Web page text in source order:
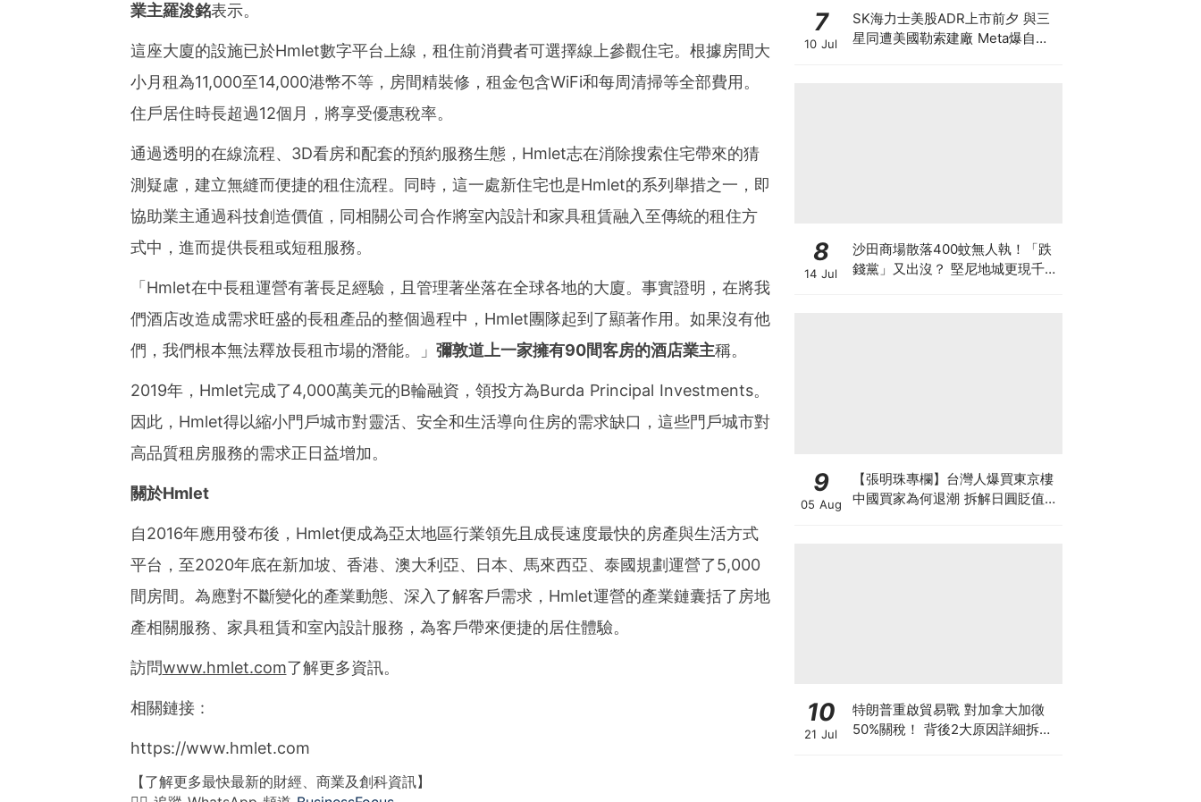
業主羅浚銘表示。
這座大廈的設施已於Hmlet數字平台上線，租住前消費者可選擇線上參觀住宅。根據房間大
小月租為11,000至14,000港幣不等，房間精裝修，租金包含WiFi和每周清掃等全部費用。
住戶居住時長超過12個月，將享受優惠稅率。
通過透明的在線流程、3D看房和配套的預約服務生態，Hmlet志在消除搜索住宅帶來的猜
測疑慮，建立無縫而便捷的租住流程。同時，這一處新住宅也是Hmlet的系列舉措之一，即
協助業主通過科技創造價值，同相關公司合作將室內設計和家具租賃融入至傳統的租住方
式中，進而提供長租或短租服務。
「Hmlet在中長租運營有著長足經驗，且管理著坐落在全球各地的大廈。事實證明，在將我
們酒店改造成需求旺盛的長租產品的整個過程中，Hmlet團隊起到了顯著作用。如果沒有他
們，我們根本無法釋放長租市場的潛能。」 彌敦道上一家擁有90間客房的酒店業主稱。
2019年，Hmlet完成了4,000萬美元的B輪融資，領投方為Burda Principal Investments。
因此，Hmlet得以縮小門戶城市對靈活、安全和生活導向住房的需求缺口 ，這些門戶城市對
高品質租房服務的需求正日益增加。
關於Hmlet
自2016年應用發布後，Hmlet便成為亞太地區行業領先且成長速度最快的房產與生活方式
平台，至2020年底在新加坡、香港、澳大利亞、日本、馬來西亞、泰國規劃運營了5,000
間房間。為應對不斷變化的產業動態、深入了解客戶需求，Hmlet運營的產業鏈囊括了房地
產相關服務、家具租賃和室內設計服務，為客戶帶來便捷的居住體驗。
訪問www.hmlet.com了解更多資訊。
相關鏈接 :
https://www.hmlet.com
【了解更多最快最新的財經、商業及創科資訊】
7
10 Jul
SK海力士美股ADR上市前夕 與三
星同遭美國勒索建廠 Meta爆自研
8
14 Jul
沙田商場散落400蚊無人執！「跌
錢黨」又出沒？ 堅尼地城更現千元
9
05 Aug
【張明珠專欄】台灣人爆買東京樓
中國買家為何退潮 拆解日圓貶值與
10
21 Jul
特朗普重啟貿易戰 對加拿大加徵
50%關稅！ 背後2大原因詳細拆解